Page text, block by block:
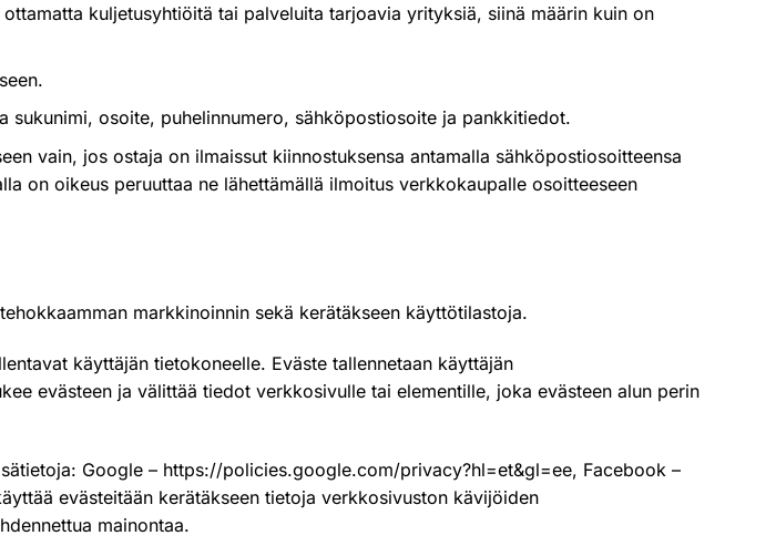
kuljetusyhtiöitä tai palveluita tarjoavia yrityksiä, siinä määrin kuin on
osoite, puhelinnumero, sähköpostiosoite ja pankkitiedot.
vain, jos ostaja on ilmaissut kiinnostuksensa antamalla sähköpostiosoitteensa
on oikeus peruuttaa ne lähettämällä ilmoitus verkkokaupalle osoitteeseen
markkinoinnin sekä kerätäkseen käyttötilastoja.
käyttäjän tietokoneelle. Eväste tallennetaan käyttäjän
evästeen ja välittää tiedot verkkosivulle tai elementille, joka evästeen alun perin
Google – https://policies.google.com/privacy?hl=et&gl=ee, Facebook –
evästeitään kerätäkseen tietoja verkkosivuston kävijöiden
mainontaa.